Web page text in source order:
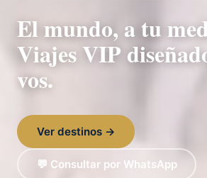
El mundo, a tu
Viajes VIP
vos.
Ver destinos →
💬 Consultar por WhatsApp